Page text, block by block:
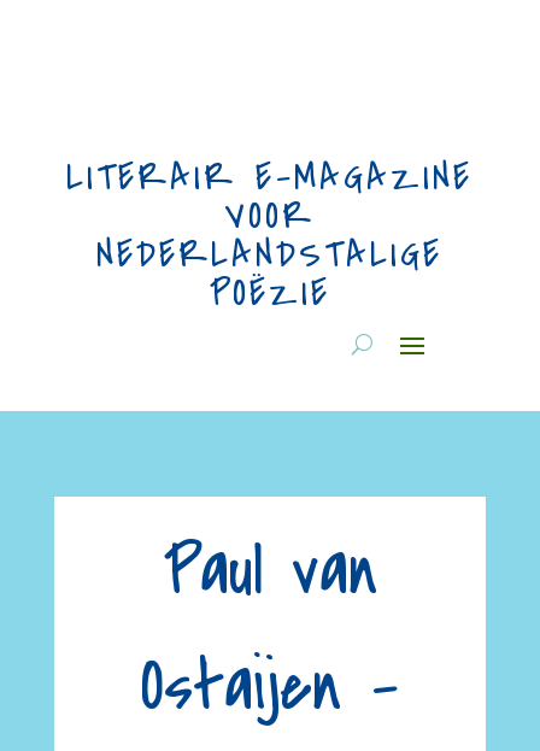
LITERAIR E-MAGAZINE
VOOR
NEDERLANDSTALIGE
POËZIE
Paul van
Ostaijen –